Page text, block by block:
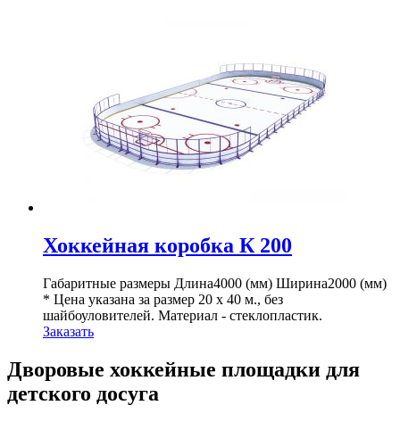
Хоккейная коробка К 200
Габаритные размеры Длина4000 (мм) Ширина2000 (мм)
* Цена указана за размер 20 х 40 м., без
шайбоуловителей. Материал - стеклопластик.
Заказать
Дворовые хоккейные площадки для
детского досуга